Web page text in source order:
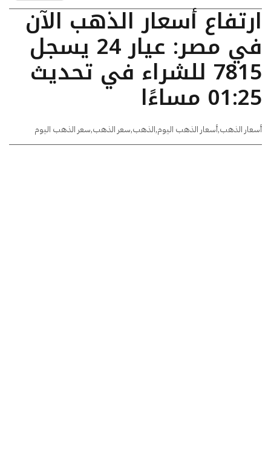
ارتفاع أسعار الذهب الآن
في مصر: عيار 24 يسجل
7815 للشراء في تحديث
01:25 مساءًا
أسعار الذهب,أسعار الذهب اليوم,الذهب,سعر الذهب,سعر الذهب اليوم